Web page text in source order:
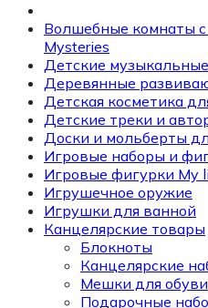
Волшебные комнаты
Mysteries
Детские
Деревянные
Детская косметика
Детские треки и
Доски и мольберты
Игровые наборы и
Игровые фигурки My
Игрушечное оружие
Игрушки для ванной
Канцелярские товары
Блокноты
Канцелярские
Мешки для обуви
Подарочные